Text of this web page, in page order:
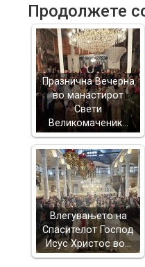
Продолжете
Празнична Вечерна
во манастирот
Свети
Великомаченик…
Влегувањето на
Спасителот Господ
Исус Христос во…